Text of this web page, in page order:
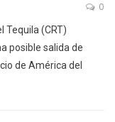
0
Tequila (CRT)
posible salida de
de América del